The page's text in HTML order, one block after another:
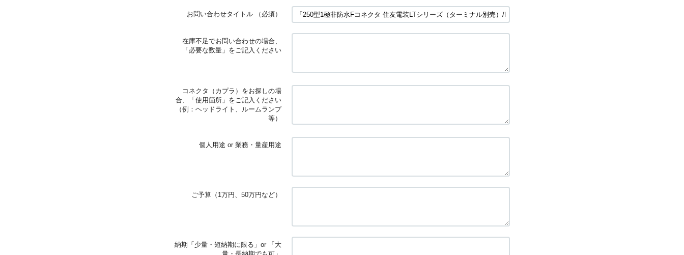
お問い合わせタイトル （必須）
在庫不足でお問い合わせの場合、
「必要な数量」をご記入ください
コネクタ（カプラ）をお探しの場
合、「使用箇所」をご記入ください
（例：ヘッドライト、ルームランプ
等）
個人用途 or 業務・量産用途
ご予算（1万円、50万円など）
納期「少量・短納期に限る」or 「大